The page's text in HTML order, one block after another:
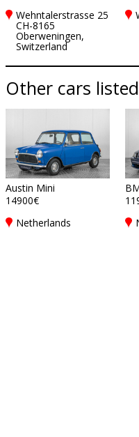
Wehntalerstrasse 25
CH-8165
Oberweningen,
Switzerland
Other cars
Austin Mini
14900€
Netherlands